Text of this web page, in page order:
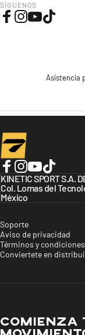
SÍGUENOS
Asistencia
Turbo Bicycles
Facebook
Instagram
YouTube
TikTok
Soporte
Aviso de privacidad
Términos y condiciones
Conviertete en
KINETIC SPORT S.A.
Col. Lomas del
México
COMIENZA